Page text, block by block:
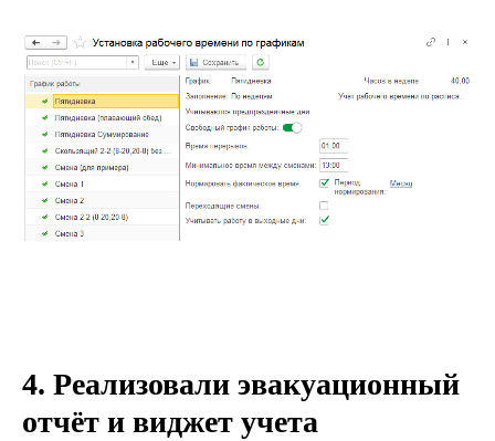
4. Реализовали эвакуационный
отчёт и виджет учета